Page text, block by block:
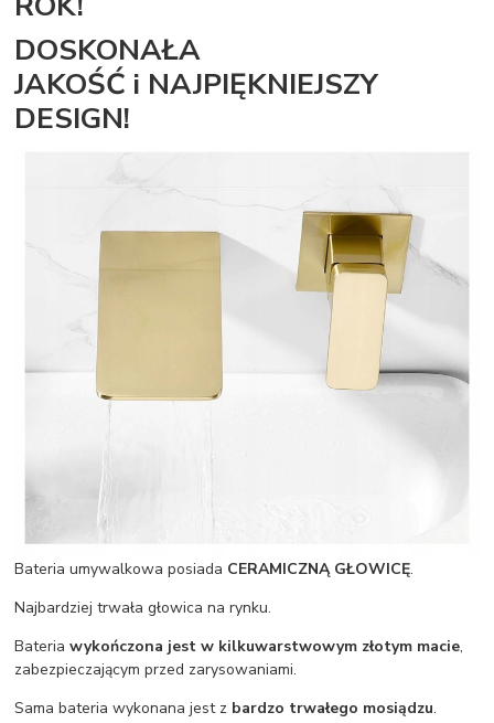
DOSKONAŁA
JAKOŚĆ i NAJPIĘKNIEJSZY
DESIGN!
Bateria umywalkowa posiada CERAMICZNĄ GŁOWICĘ.
Najbardziej trwała głowica na rynku.
Bateriawykończona jest w kilkuwarstwowym złotym macie,
zabezpieczającym przed zarysowaniami.
Sama bateria wykonana jest z bardzo trwałego mosiądzu.